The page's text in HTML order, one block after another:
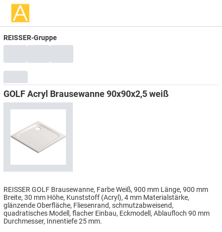
REISSER-Gruppe
GOLF Acryl Brausewanne 90x90x2,5 weiß
REISSER GOLF Brausewanne, Farbe Weiß, 900 mm Länge, 900 mm
Breite, 30 mm Höhe, Kunststoff (Acryl), 4 mm Materialstärke,
glänzende Oberfläche, Fliesenrand, schmutzabweisend,
quadratisches Modell, flacher Einbau, Eckmodell, Ablaufloch 90 mm
Durchmesser, Innentiefe 25 mm.